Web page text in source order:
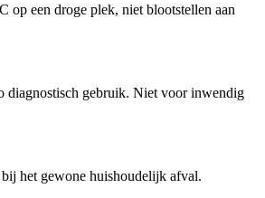
op een droge plek, niet blootstellen aan
diagnostisch gebruik. Niet voor inwendig
het gewone huishoudelijk afval.